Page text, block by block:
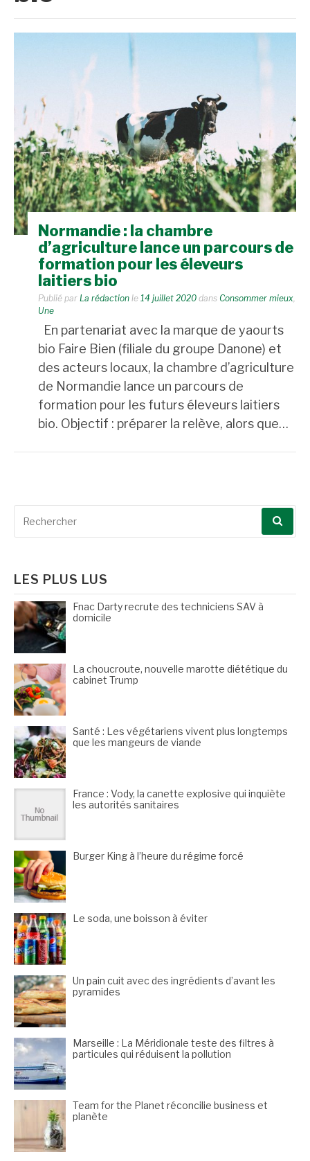
Normandie : la chambre
d’agriculture lance un parcours de
formation pour les éleveurs
laitiers bio
Publié par La rédaction le 14 juillet 2020 dans Consommer mieux
Une
En partenariat avec la marque de yaourts
bio Faire Bien (filiale du groupe Danone) et
des acteurs locaux, la chambre d’agriculture
de Normandie lance un parcours de
formation pour les futurs éleveurs laitiers
bio. Objectif : préparer la relève, alors que…
LES PLUS LUS
Fnac Darty recrute des techniciens SAV à
domicile
La choucroute, nouvelle marotte diététique du
cabinet Trump
Santé : Les végétariens vivent plus longtemps
que les mangeurs de viande
France : Vody, la canette explosive qui inquiète
les autorités sanitaires
Burger King à l’heure du régime forcé
Le soda, une boisson à éviter
Un pain cuit avec des ingrédients d’avant les
pyramides
Marseille : La Méridionale teste des filtres à
particules qui réduisent la pollution
Team for the Planet réconcilie business et
planète